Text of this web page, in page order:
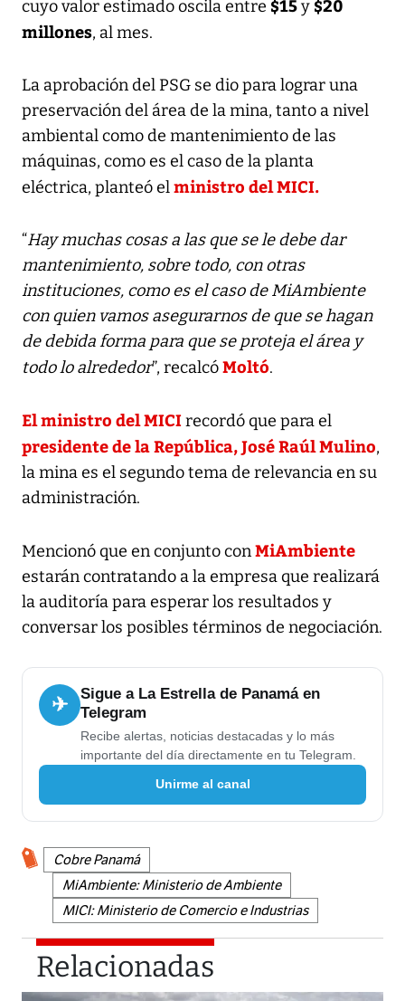
cuyo valor estimado oscila entre $15y $20
millones, al mes.
La aprobación del PSG se dio para lograr una
preservación del área de la mina, tanto a nivel
ambiental como de mantenimiento de las
máquinas, como es el caso de la planta
eléctrica, planteó elministro del MICI.
“Hay muchas cosas a las que se le debe dar
mantenimiento, sobre todo, con otras
instituciones, como es el caso de MiAmbiente
con quien vamos asegurarnos de que se hagan
de debida forma para que se proteja el área y
todo lo alrededor”, recalcóMoltó.
El ministro del MICIrecordó que para el
presidente de la República, José Raúl Mulino,
la mina es el segundo tema de relevancia en su
administración.
Mencionó que en conjunto conMiAmbiente
estarán contratando a la empresa que realizará
la auditoría para esperar los resultados y
conversar los posibles términos de negociación.
✈
Sigue a La Estrella de Panamá en
Telegram
Recibe alertas, noticias destacadas y lo más
importante del día directamente en tu Telegram.
Unirme al canal
Cobre Panamá
MiAmbiente: Ministerio de Ambiente
MICI: Ministerio de Comercio e Industrias
Relacionadas